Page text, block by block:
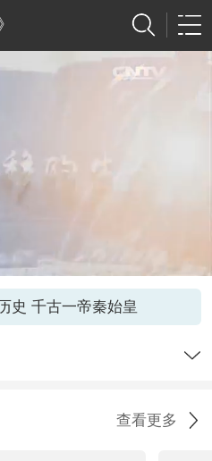
史 千古一帝秦始皇
查看更多